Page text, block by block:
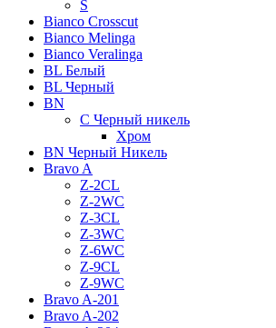
S
Bianco Crosscut
Bianco Melinga
Bianco Veralinga
BL Белый
BL Черный
BN
C Черный никель
Хром
BN Черный Никель
Bravo A
Z-2CL
Z-2WC
Z-3CL
Z-3WC
Z-6WC
Z-9CL
Z-9WC
Bravo A-201
Bravo A-202